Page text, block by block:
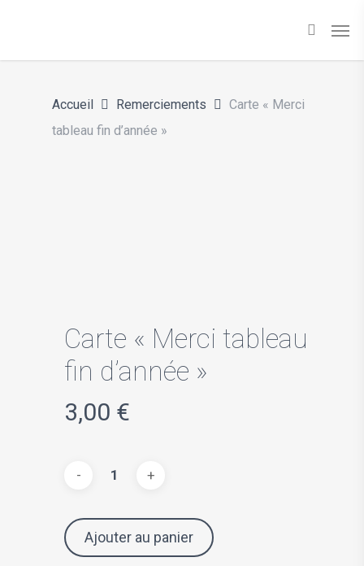
main
Accueil Remerciements
Carte « Merci
tableau fin d’année »
Carte « Merci tableau
fin d’année »
3,00 €
Ajouter au panier